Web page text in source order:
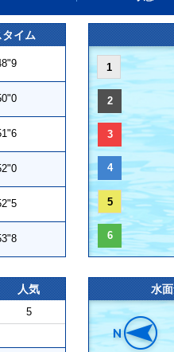
イム
1
2
3
4
5
6
人気
5
水